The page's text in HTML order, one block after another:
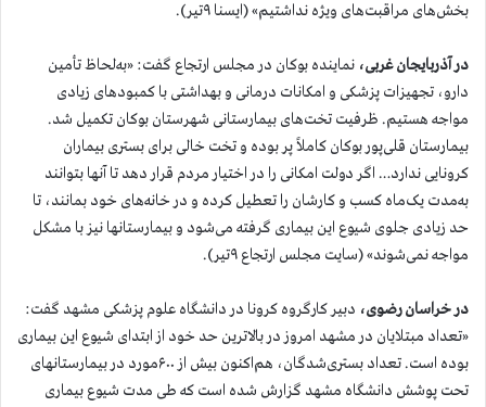
بخش‌های مراقبت‌های ویژه نداشتیم» (ایسنا ۹تیر).
در آذربایجان غربی، نماینده بوکان در مجلس ارتجاع گفت: «به‌لحاظ تأمین
دارو، تجهیزات پزشکی و امکانات درمانی و بهداشتی با کمبودهای زیادی
مواجه هستیم. ظرفیت تخت‌های بیمارستانی شهرستان بوکان تکمیل شد.
بیمارستان قلی‌پور بوکان کاملاً پر بوده و تخت خالی برای بستری بیماران
کرونایی ندارد… اگر دولت امکانی را در اختیار مردم قرار دهد تا آنها بتوانند
به‌مدت یک‌ماه کسب و کارشان را تعطیل کرده و در خانه‌های خود بمانند، تا
حد زیادی جلوی شیوع این بیماری گرفته می‌شود و بیمارستانها نیز با مشکل
مواجه نمی‌شوند» (سایت مجلس ارتجاع ۹تیر).
در خراسان رضوی، دبیر کارگروه کرونا در دانشگاه علوم پزشکی مشهد گفت:
«تعداد مبتلایان در مشهد امروز در بالاترین حد خود از ابتدای شیوع این بیماری
بوده است. تعداد بستری‌شدگان، هم‌اکنون بیش از ۶۰۰مورد در بیمارستانهای
تحت پوشش دانشگاه مشهد گزارش ‌شده است که طی مدت شیوع بیماری